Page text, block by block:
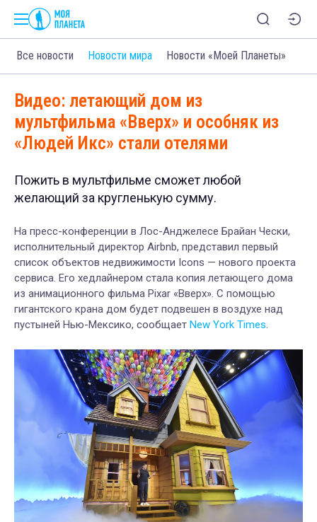
Все новости Новости мира Новости «Моей Планеты»
Видео: летающий дом из
мультфильма «Вверх» и особняк из
«Людей Икс» стали отелями
Пожить в мультфильме сможет любой
желающий за кругленькую сумму.
На пресс-конференции в Лос-Анджелесе Брайан Чески,
исполнительный директор Airbnb, представил первый
список объектов недвижимости Icons — нового проекта
сервиса. Его хедлайнером стала копия летающего дома
из анимационного фильма Pixar «Вверх». С помощью
гигантского крана дом будет подвешен в воздухе над
пустыней Нью-Мексико, сообщает New York Times.